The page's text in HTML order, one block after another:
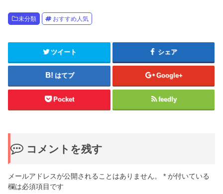
未分類 おすすめ人気
ツイート シェア
はてブ Google+
Pocket feedly
コメントを残す
メールアドレスが公開されることはありません。 * が付いている
欄は必須項目です